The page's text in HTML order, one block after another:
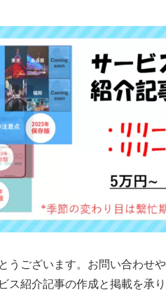
うございます。お問い合わせ
ス紹介記事の作成と掲載を承り